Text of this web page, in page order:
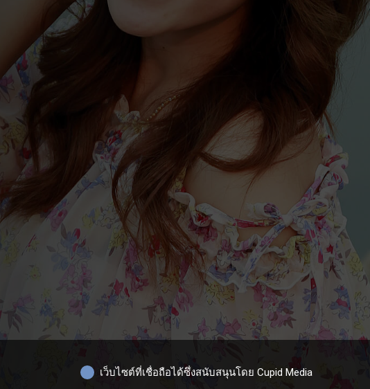
เว็บไซต์ที่เชื่อถือได้ซึ่งสนับสนุนโดย Cupid Media